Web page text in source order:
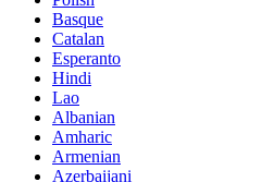
Basque
Catalan
Esperanto
Hindi
Lao
Albanian
Amharic
Armenian
Azerbaijani